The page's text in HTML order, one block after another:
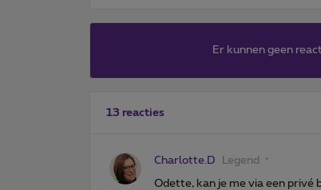
Er kunnen geen
13 reacties
Charlotte.D Legend
Odette, kan je me via een